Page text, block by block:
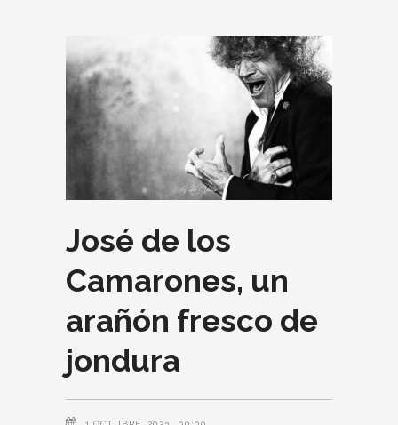
José de los
Camarones, un
arañón fresco de
jondura